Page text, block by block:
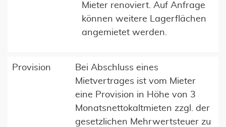
Mieter renoviert. Auf Anfrage
können weitere Lagerflächen
angemietet werden.
Provision
Bei Abschluss eines
Mietvertrages ist vom Mieter
eine Provision in Höhe von 3
Monatsnettokaltmieten zzgl. der
gesetzlichen Mehrwertsteuer zu